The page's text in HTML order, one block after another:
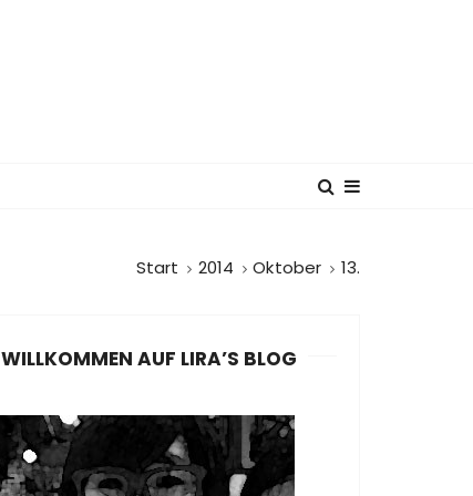
Start 2014 Oktober 13.
WILLKOMMEN AUF LIRA’S BLOG